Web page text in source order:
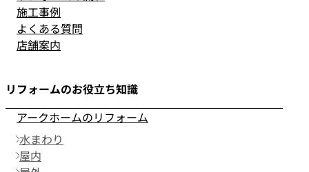
施工事例
よくある質問
店舗案内
リフォームのお役立ち知識
アークホームのリフォーム
水まわり
屋内